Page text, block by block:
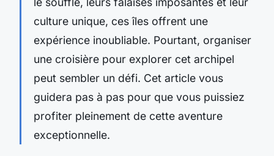
culture unique, ces îles offrent une
expérience inoubliable. Pourtant, organiser
une croisière pour explorer cet archipel
peut sembler un défi. Cet article vous
guidera pas à pas pour que vous puissiez
profiter pleinement de cette aventure
exceptionnelle.